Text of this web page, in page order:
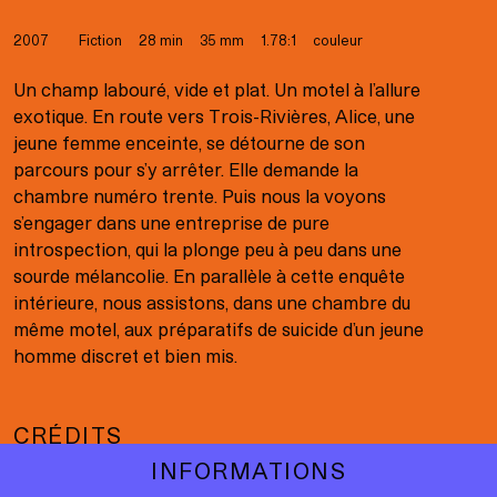
Cercueil, tabarnak!
Cinéma des aveugles
Code 13
College Boy (Indochine)
Corps contrarié
Corps étrangers
Diego Star
État sauvage
Falcon Lake
2007 Fiction 28 min 35 mm 1.78:1 couleur
Un champ labouré, vide et plat. Un motel à l’allure
exotique. En route vers Trois-Rivières, Alice, une
jeune femme enceinte, se détourne de son
parcours pour s’y arrêter. Elle demande la
chambre numéro trente. Puis nous la voyons
s’engager dans une entreprise de pure
introspection, qui la plonge peu à peu dans une
sourde mélancolie. En parallèle à cette enquête
intérieure, nous assistons, dans une chambre du
même motel, aux préparatifs de suicide d’un jeune
homme discret et bien mis.
CRÉDITS
Catherine De Léan
INFORMATIONS